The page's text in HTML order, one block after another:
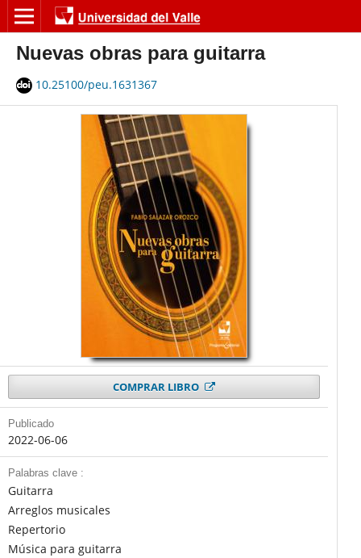
Nuevas obras para guitarra
10.25100/peu.1631367
COMPRAR LIBRO
Publicado
2022-06-06
Palabras clave :
Guitarra
Arreglos musicales
Repertorio
Música para guitarra